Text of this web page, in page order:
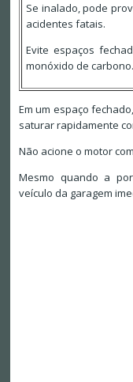
Se inalado, pode
acidentes fatais.
Evite espaços
monóxido de carbono.
Em um espaço
saturar rapidamente
Não acione o motor
Mesmo quando a
veículo da garagem